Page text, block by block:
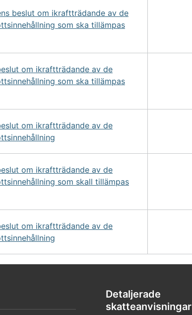
beslut om ikraftträdande av de
som ska tillämpas
om ikraftträdande av de
som ska tillämpas
om ikraftträdande av de
om ikraftträdande av de
som skall tillämpas
om ikraftträdande av de
Detaljerade
skatteanvisningar